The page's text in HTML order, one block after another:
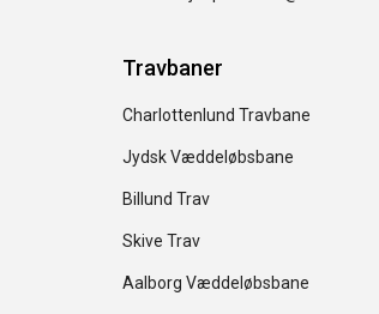
Travbaner
Charlottenlund Travbane
Jydsk Væddeløbsbane
Billund Trav
Skive Trav
Aalborg Væddeløbsbane